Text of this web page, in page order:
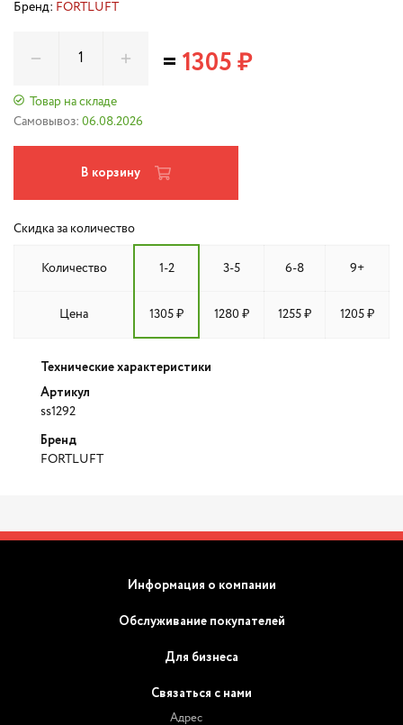
Бренд: FORTLUFT
Товар на складе
Самовывоз: 06.08.2026
=1305 ₽
В корзину
Скидка за количество
Количество 1-2 3-5 6-8 9+
Цена 1305 ₽ 1280 ₽ 1255 ₽ 1205 ₽
Технические характеристики
Артикул
ss1292
Бренд
FORTLUFT
Информация о компании
Обслуживание покупателей
Для бизнеса
Связаться с нами
Адрес